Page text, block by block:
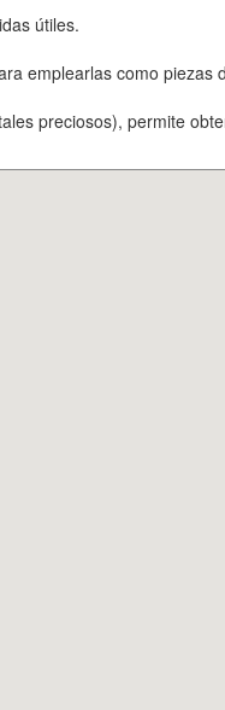
útiles.
emplearlas como piezas
preciosos), permite